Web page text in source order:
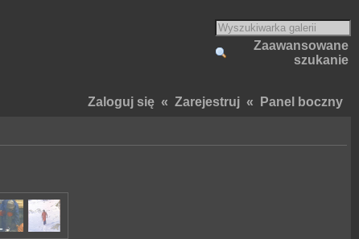
Zaawansowane
szukanie
Zaloguj się « Zarejestruj « Panel boczny